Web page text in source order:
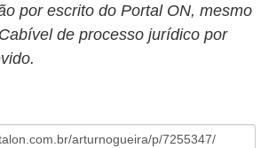
por escrito do Portal ON, mesmo
de processo jurídico por